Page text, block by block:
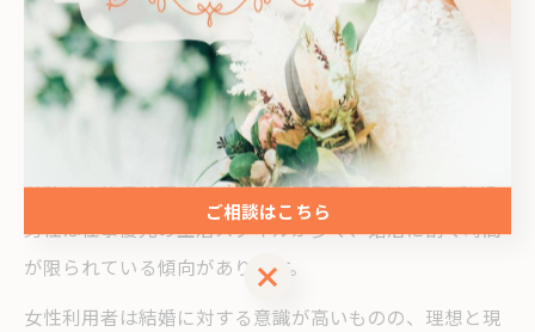
アップへと導いています。
川崎市で結婚相談所を利用する人の傾向と課題
川崎市の結婚相談所利用者は、30代から40代の働き盛り
が多く、仕事と婚活の両立に課題を抱えています。特に
男性は仕事優先の生活スタイルが多く、婚活に割く時間
が限られている傾向があります。
女性利用者は結婚に対する意識が高いものの、理想と現
ご相談はこちら
ご相談はこちら